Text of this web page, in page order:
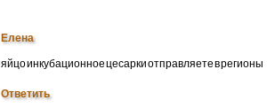
Елена
яйцо инкубационное цесарки отправляете в регионы
Ответить